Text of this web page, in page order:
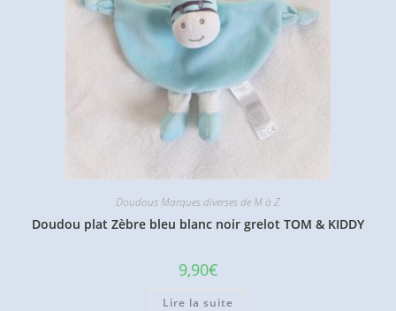
Doudous Marques diverses de M à Z
Doudou plat Zèbre bleu blanc noir grelot TOM & KIDDY
9,90€
Lire la suite